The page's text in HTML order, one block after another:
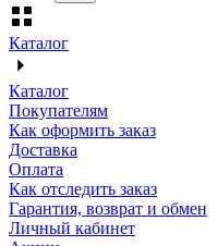
Каталог
Каталог
Покупателям
Как оформить заказ
Доставка
Оплата
Как отследить заказ
Гарантия, возврат и обмен
Личный кабинет